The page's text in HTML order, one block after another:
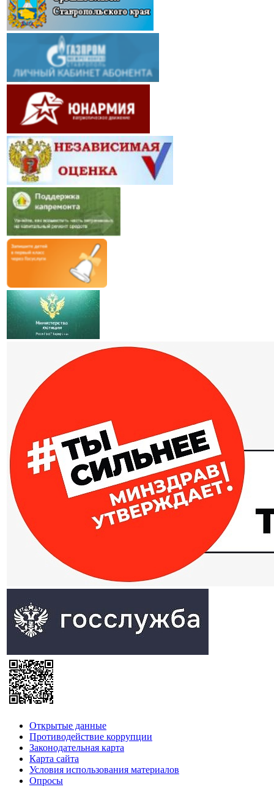
Открытые данные
Противодействие коррупции
Законодательная карта
Карта сайта
Условия использования материалов
Опросы